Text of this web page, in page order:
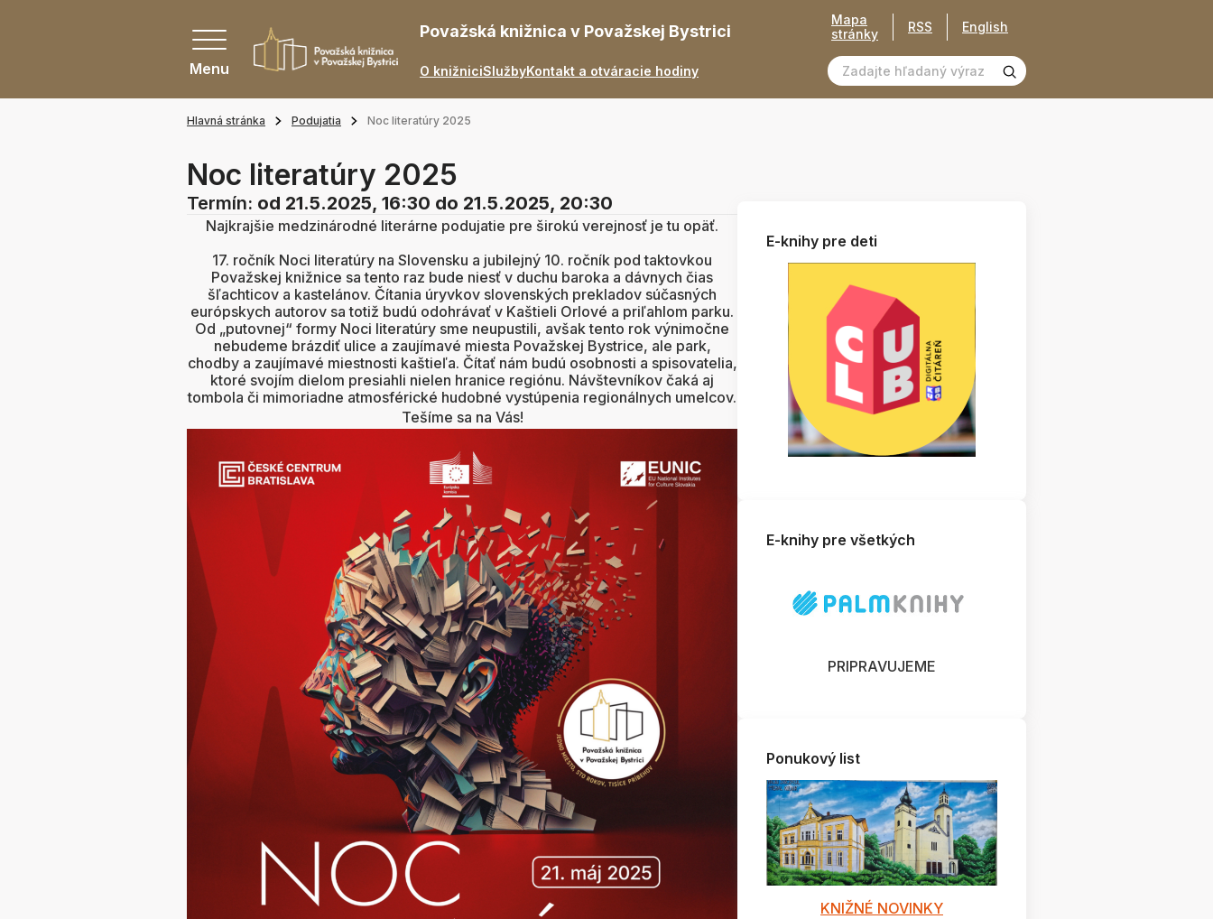
Menu
Považská knižnica v Považskej Bystrici
O knižniciSlužbyKontakt a otváracie hodiny
Mapa
stránky
RSS English
Hlavná stránka Podujatia Noc literatúry 2025
Noc literatúry 2025
Termín: od 21.5.2025, 16:30 do 21.5.2025, 20:30
Najkrajšie medzinárodné literárne podujatie pre širokú verejnosť je tu opäť.
17. ročník Noci literatúry na Slovensku a jubilejný 10. ročník pod taktovkou
Považskej knižnice sa tento raz bude niesť v duchu baroka a dávnych čias
šľachticov a kastelánov. Čítania úryvkov slovenských prekladov súčasných
európskych autorov sa totiž budú odohrávať v Kaštieli Orlové a priľahlom parku.
Od „putovnej“ formy Noci literatúry sme neupustili, avšak tento rok výnimočne
nebudeme brázdiť ulice a zaujímavé miesta Považskej Bystrice, ale park,
chodby a zaujímavé miestnosti kaštieľa. Čítať nám budú osobnosti a spisovatelia,
ktoré svojím dielom presiahli nielen hranice regiónu. Návštevníkov čaká aj
tombola či mimoriadne atmosférické hudobné vystúpenia regionálnych umelcov.
Tešíme sa na Vás!
E-knihy pre deti
E-knihy pre všetkých
PRIPRAVUJEME
Ponukový list
KNIŽNÉ NOVINKY